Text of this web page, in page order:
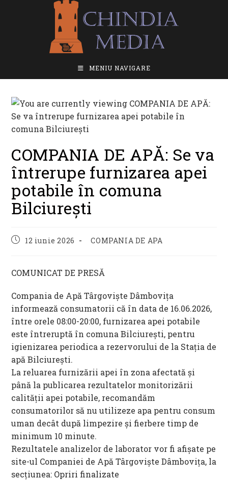
MENIU NAVIGARE
COMPANIA DE APĂ: Se va
întrerupe furnizarea apei
potabile în comuna
Bilciurești
Post12 iunie 2026
Post
COMPANIA DE APA
COMUNICAT DE PRESĂ
Compania de Apă Târgoviște Dâmbovița
informează consumatorii că în data de 16.06.2026,
între orele 08:00-20:00, furnizarea apei potabile
este întreruptă în comuna Bilciurești, pentru
igienizarea periodica a rezervorului de la Stația de
apă Bilciurești.
La reluarea furnizării apei în zona afectată și
până la publicarea rezultatelor monitorizării
calității apei potabile, recomandăm
consumatorilor să nu utilizeze apa pentru consum
uman decât după limpezire și fierbere timp de
minimum 10 minute.
Rezultatele analizelor de laborator vor fi afișate pe
site-ul Companiei de Apă Târgoviște Dâmbovița, la
secțiunea: Opriri finalizate